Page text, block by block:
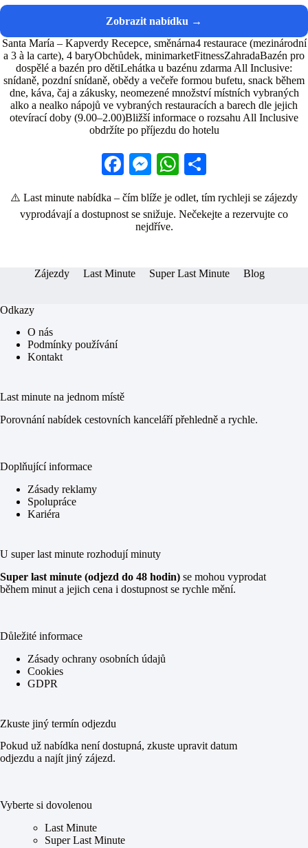
Santa María – Kapverdy Recepce, směnárna4 restaurace (mezinárodní
a 3 à la carte), 4 baryObchůdek, minimarketFitnessZahradaBazén pro
dospělé a bazén pro dětiLehátka u bazénu zdarma All Inclusive:
snídaně, pozdní snídaně, obědy a večeře formou bufetu, snack během
dne, káva, čaj a zákusky, neomezené množství místních vybraných
alko a nealko nápojů ve vybraných restauracích a barech dle jejich
otevírací doby (9.00⁠–⁠2.00)Bližší informace o rozsahu All Inclusive
obdržíte po příjezdu do hotelu
Fa
bo
ok
M
se
ng
W
ts re
⚠️ Last minute nabídka – čím blíže je odlet, tím rychleji se zájezdy
vyprodávají a dostupnost se snižuje. Nečekejte a rezervujte co
nejdříve.
Zájezdy Last Minute Super Last Minute Blog
Odkazy
O nás
Podmínky používání
Kontakt
Last minute na jednom místě
Porovnání nabídek cestovních kanceláří přehledně a rychle.
Doplňující informace
Zásady reklamy
Spolupráce
Kariéra
U super last minute rozhodují minuty
Super last minute (odjezd do 48 hodin) se mohou vyprodat
během minut a jejich cena i dostupnost se rychle mění.
Důležité informace
Zásady ochrany osobních údajů
Cookies
GDPR
Zkuste jiný termín odjezdu
Pokud už nabídka není dostupná, zkuste upravit datum
odjezdu a najít jiný zájezd.
Vyberte si dovolenou
Last Minute
Super Last Minute